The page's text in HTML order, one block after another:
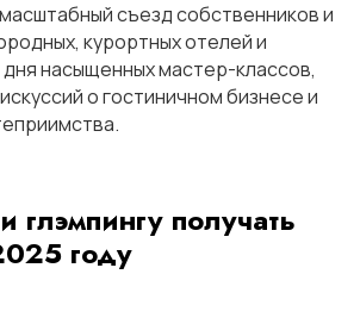
съезд собственников и
курортных отелей и
насыщенных мастер-классов,
о гостиничном бизнесе и
глэмпингу получать
году